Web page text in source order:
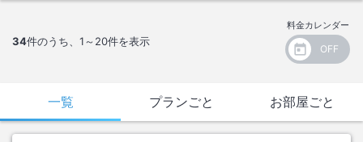
34件のうち、 1～20件を表示
料金カレンダー
一覧 プランごと お部屋ごと